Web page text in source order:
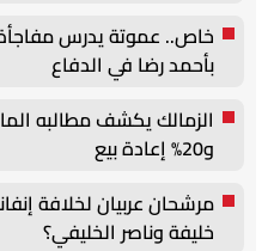
خاص.. عموتة يدرس
بأحمد رضا في الدفاع
و20% إعادة بيع
مرشحان عربيان لخلافة
خليفة وناصر الخليفي؟